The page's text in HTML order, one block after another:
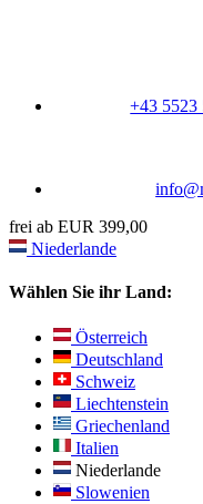
+43 5523
frei ab EUR 399,00
Niederlande
Wählen Sie ihr Land:
Österreich
Deutschland
Schweiz
Liechtenstein
Griechenland
Italien
Niederlande
Slowenien